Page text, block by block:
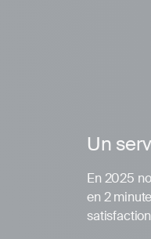
Un
En 2025
en 2